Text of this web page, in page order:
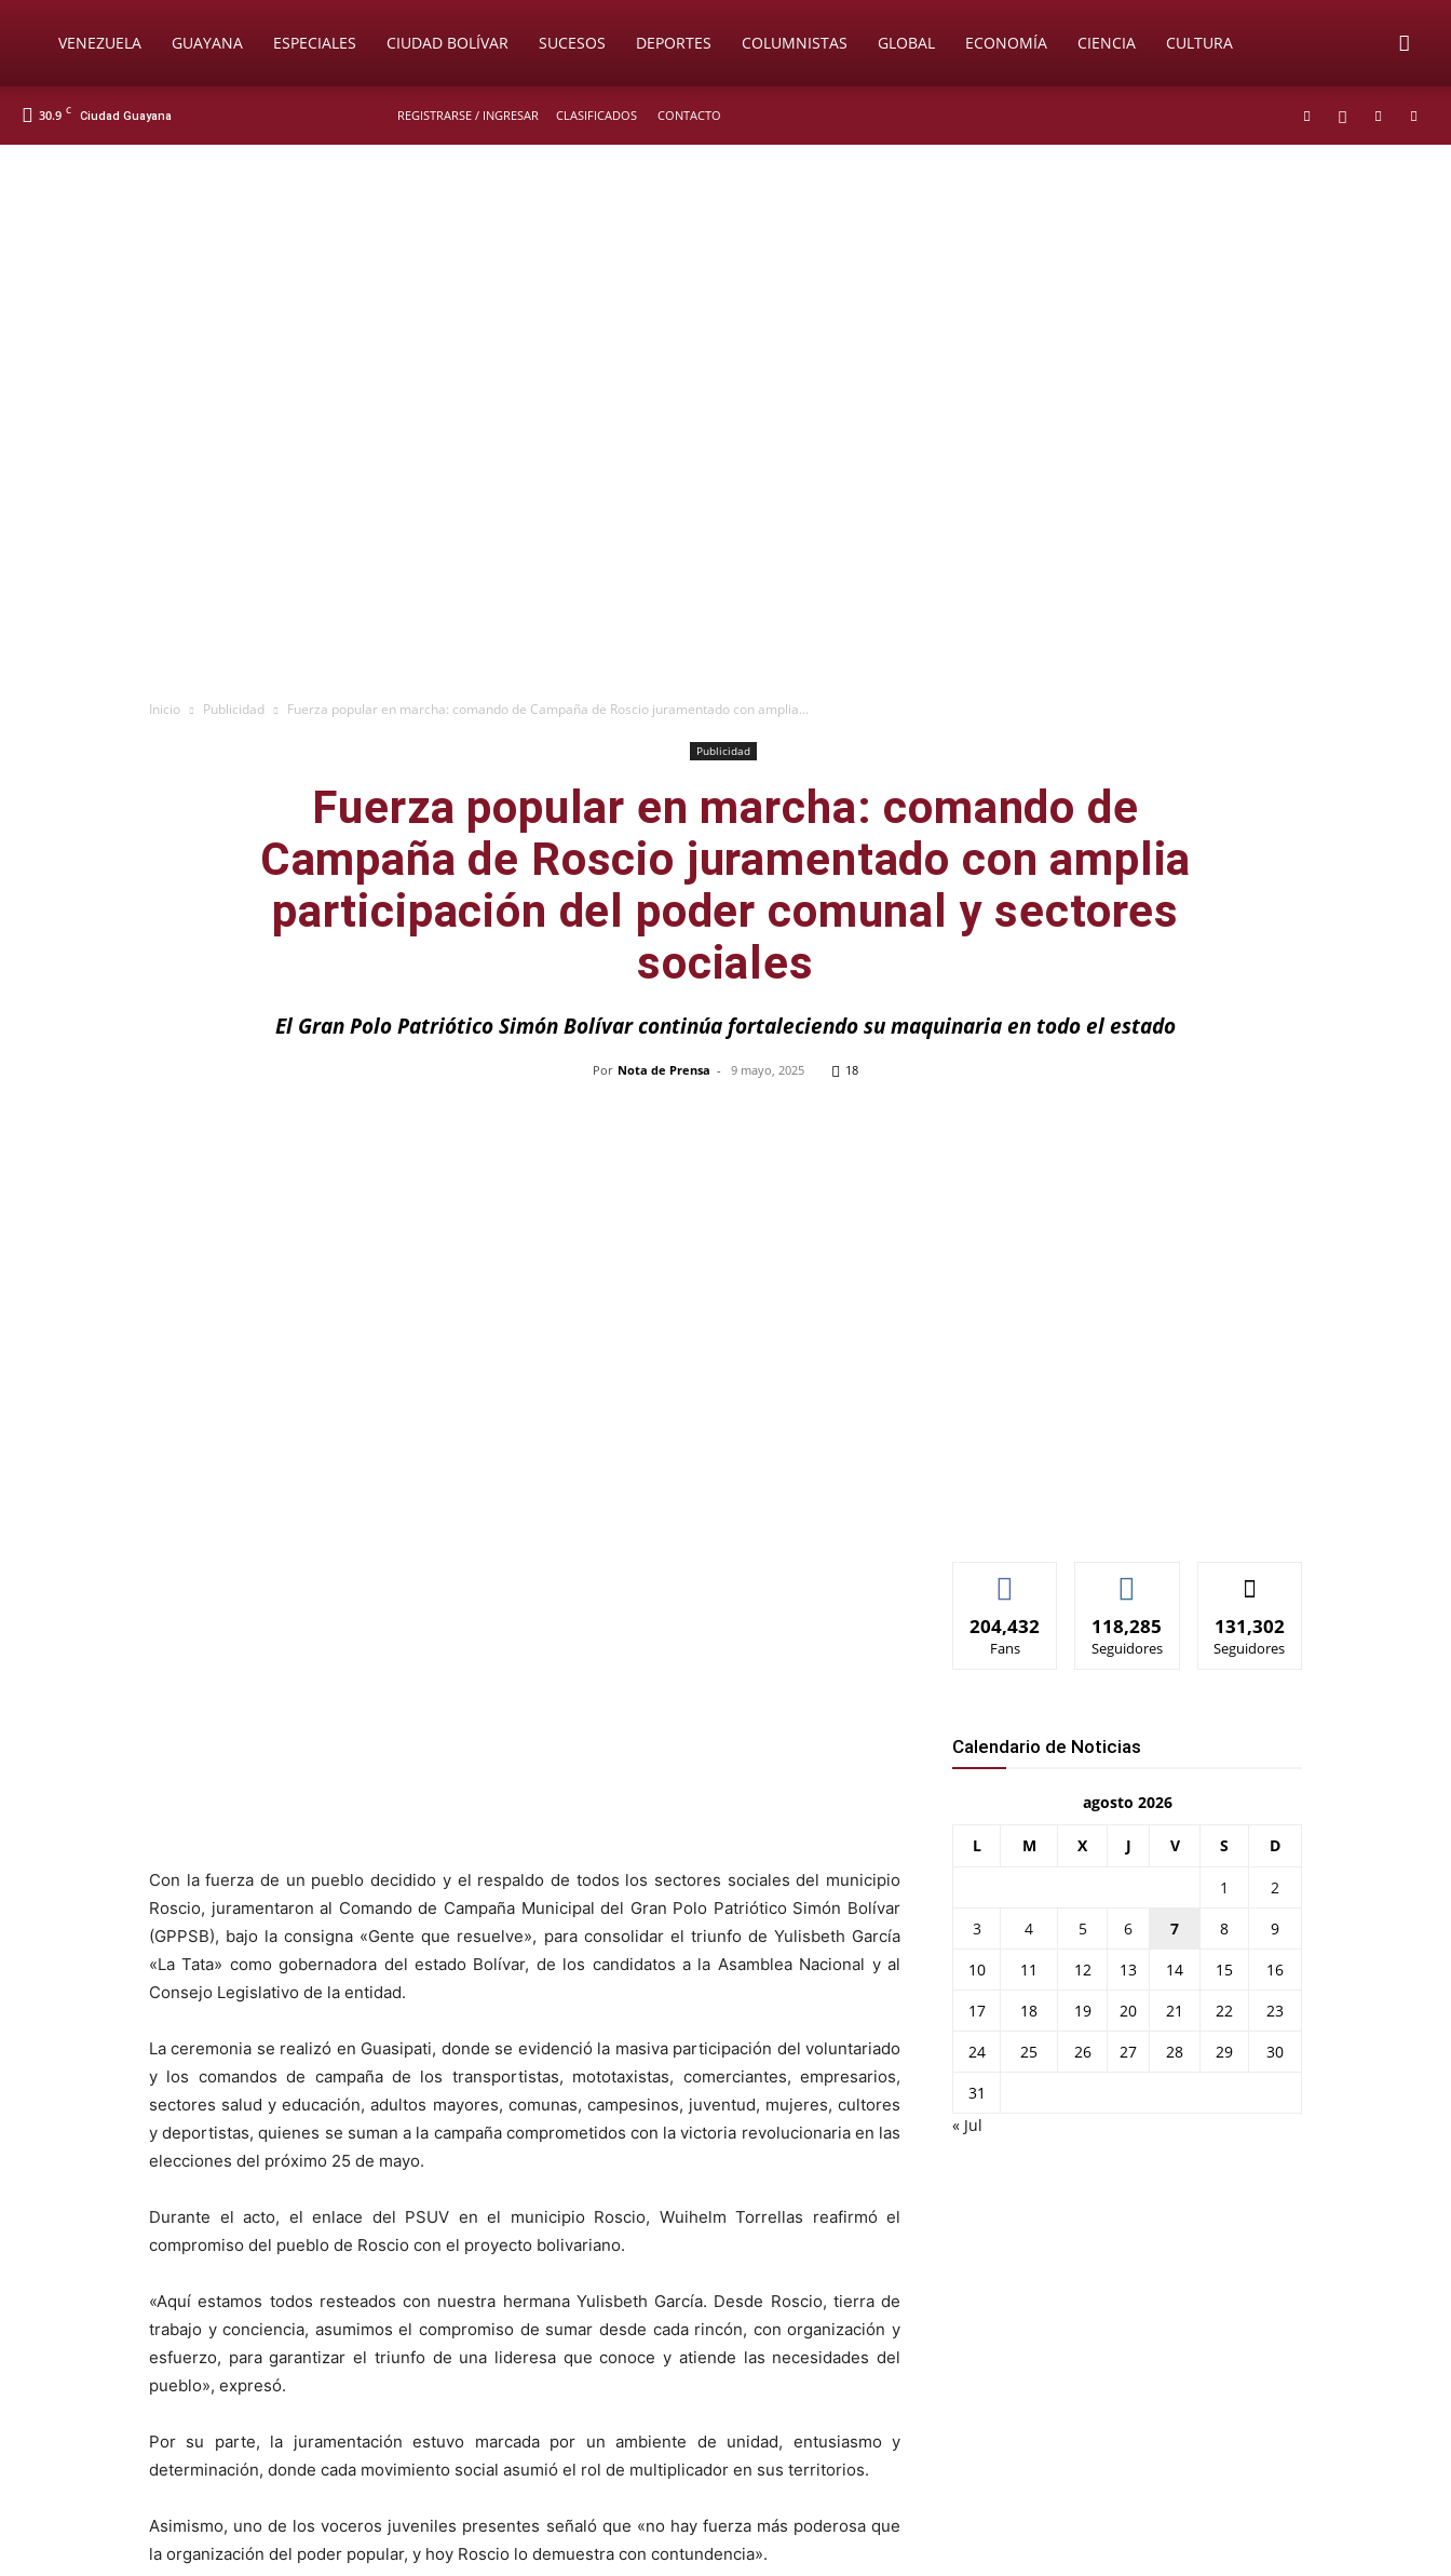
SoyVENEZUELA GUAYANA ESPECIALES CIUDAD BOLÍVAR SUCESOS DEPORTES COLUMNISTAS GLOBAL ECONOMÍA CIENCIA CULTURA
30.9 C Ciudad Guayana REGISTRARSE / INGRESAR CLASIFICADOS CONTACTO
Inicio Publicidad Fuerza popular en marcha: comando de Campaña de Roscio juramentado con amplia...
Publicidad
Fuerza popular en marcha: comando de
Campaña de Roscio juramentado con amplia
participación del poder comunal y sectores
sociales
El Gran Polo Patriótico Simón Bolívar continúa fortaleciendo su maquinaria en todo el estado
Por Nota de Prensa - 9 mayo, 2025 18
Con la fuerza de un pueblo decidido y el respaldo de todos los sectores sociales del municipio
Roscio, juramentaron al Comando de Campaña Municipal del Gran Polo Patriótico Simón Bolívar
(GPPSB), bajo la consigna «Gente que resuelve», para consolidar el triunfo de Yulisbeth García
«La Tata» como gobernadora del estado Bolívar, de los candidatos a la Asamblea Nacional y al
Consejo Legislativo de la entidad.
La ceremonia se realizó en Guasipati, donde se evidenció la masiva participación del voluntariado
y los comandos de campaña de los transportistas, mototaxistas, comerciantes, empresarios,
sectores salud y educación, adultos mayores, comunas, campesinos, juventud, mujeres, cultores
y deportistas, quienes se suman a la campaña comprometidos con la victoria revolucionaria en las
elecciones del próximo 25 de mayo.
Durante el acto, el enlace del PSUV en el municipio Roscio, Wuihelm Torrellas reafirmó el
compromiso del pueblo de Roscio con el proyecto bolivariano.
«Aquí estamos todos resteados con nuestra hermana Yulisbeth García. Desde Roscio, tierra de
trabajo y conciencia, asumimos el compromiso de sumar desde cada rincón, con organización y
esfuerzo, para garantizar el triunfo de una lideresa que conoce y atiende las necesidades del
pueblo», expresó.
Por su parte, la juramentación estuvo marcada por un ambiente de unidad, entusiasmo y
determinación, donde cada movimiento social asumió el rol de multiplicador en sus territorios.
Asimismo, uno de los voceros juveniles presentes señaló que «no hay fuerza más poderosa que
la organización del poder popular, y hoy Roscio lo demuestra con contundencia».
204,432
Fans
118,285
Seguidores
131,302
Seguidores
Calendario de Noticias
agosto 2026
L M X J V S D
1
2
3
4 5 6 7 8
9
10
11 12 13 14 15
16
17
18 19 20 21 22
23
24
25 26 27 28 29
30
31
« Jul